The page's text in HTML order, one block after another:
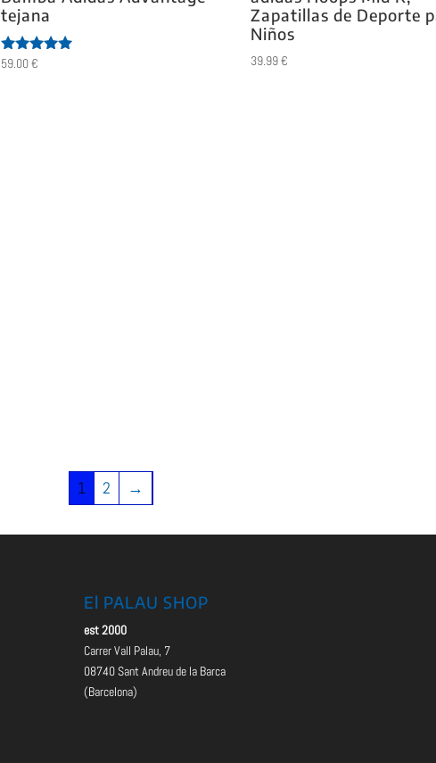
tejana
Valorado
59.00€
Zapatillas de Deporte
Niños
39.99€
1 2 →
El PALAU SHOP
est 2000
Carrer Vall Palau, 7
08740 Sant Andreu de la Barca
(Barcelona)